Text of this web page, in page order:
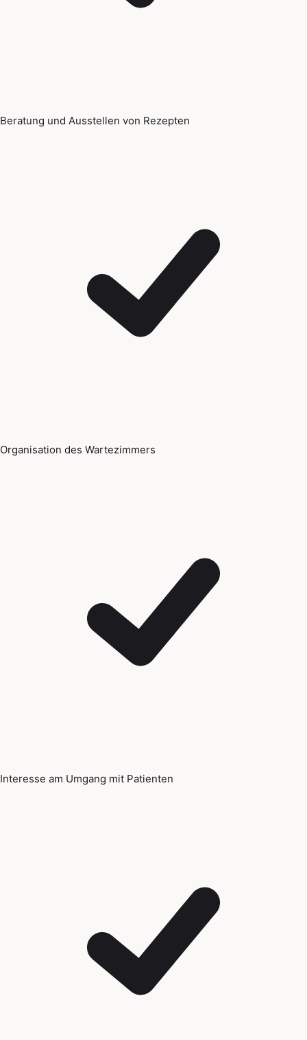
Beratung und Ausstellen von Rezepten
Organisation des Wartezimmers
Interesse am Umgang mit Patienten